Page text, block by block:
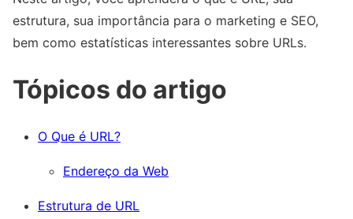
estrutura, sua importância para o marketing e SEO,
bem como estatísticas interessantes sobre URLs.
Tópicos do artigo
O Que é URL?
Endereço da Web
Estrutura de URL